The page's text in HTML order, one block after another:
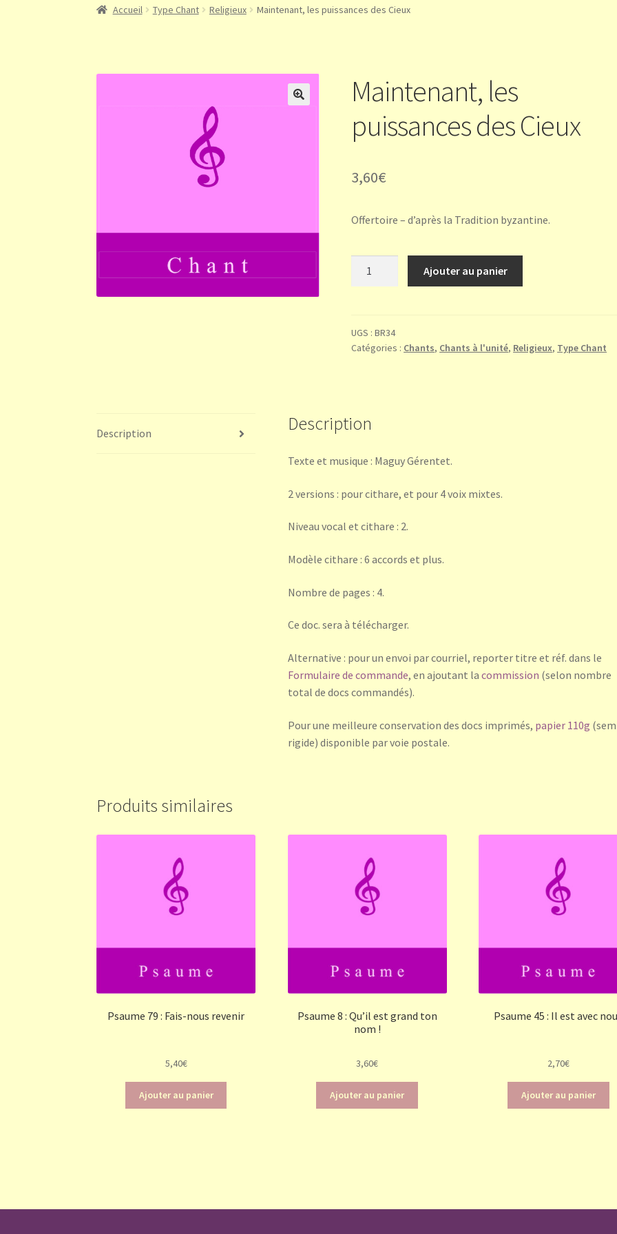
Accueil Type Chant Religieux Maintenant, les puissances des Cieux
Maintenant, les
puissances des Cieux
3,60€
Offertoire – d’après la Tradition byzantine.
puissances
des
Ajouter au panier
UGS :BR34
Catégories : Chants, Chants à l'unité, Religieux, Type Chant
Description Description
Texte et musique : Maguy Gérentet.
2 versions : pour cithare, et pour 4 voix mixtes.
Niveau vocal et cithare : 2.
Modèle cithare : 6 accords et plus.
Nombre de pages : 4.
Ce doc. sera à télécharger.
Alternative : pour un envoi par courriel, reporter titre et réf. dans le
Formulaire de commande, en ajoutant la commission (selon nombre
total de docs commandés).
Pour une meilleure conservation des docs imprimés, papier 110g
rigide) disponible par voie postale.
Produits similaires
Psaume 79 : Fais-nous revenir
5,40€
Ajouter au panier
Psaume 8 : Qu’il est grand ton
nom !
3,60€
Ajouter au panier
Psaume 45 : Il est avec
2,70€
Ajouter au panier